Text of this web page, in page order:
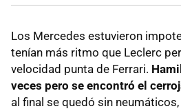
Los Mercedes estuvieron
tenían más ritmo que Leclerc
velocidad punta de Ferrari.
veces pero se encontró el
al final se quedó sin